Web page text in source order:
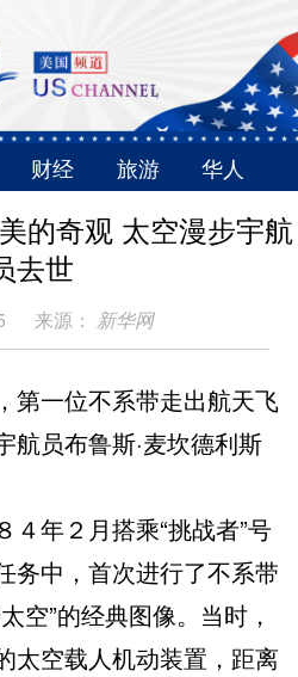
财经 旅游 华人
的奇观 太空漫步宇航
去世
来源： 新华网
一位不系带走出航天飞
航员布鲁斯·麦坎德利斯
年２月搭乘“挑战者”号
务中，首次进行了不系带
空”的经典图像。当时，
太空载人机动装置，距离